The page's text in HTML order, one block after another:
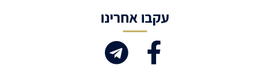
עקבו אחרינו